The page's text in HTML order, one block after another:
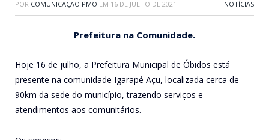
POR COMUNICAÇÃO PMO EM 16 DE JULHO DE 2021 NOTÍCIAS
Prefeitura na Comunidade.
Hoje 16 de julho, a Prefeitura Municipal de Óbidos está
presente na comunidade Igarapé Açu, localizada cerca de
90km da sede do município, trazendo serviços e
atendimentos aos comunitários.